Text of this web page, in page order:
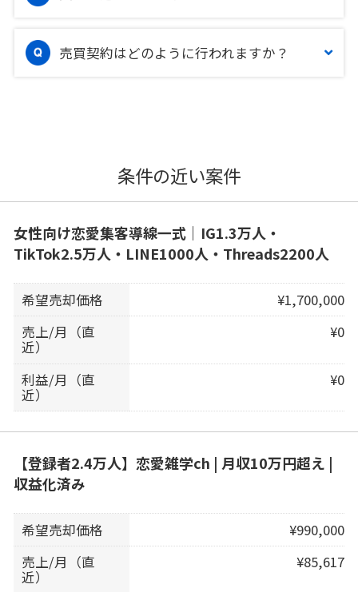
売買契約はどのように行われますか？
条件の近い案件
女性向け恋愛集客導線一式｜IG1.3万人・
TikTok2.5万人・LINE1000人・Threads2200人
希望売却価格
¥1,700,000
売上/月（直
近）
¥0
利益/月（直
近）
¥0
【登録者2.4万人】恋愛雑学ch | 月収10万円超え |
収益化済み
希望売却価格
¥990,000
売上/月（直
近）
¥85,617